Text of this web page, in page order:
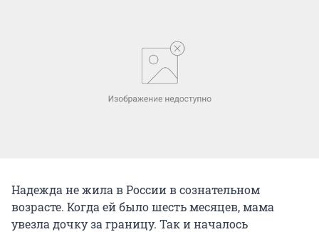
Надежда не жила в России в сознательном
возрасте. Когда ей было шесть месяцев, мама
увезла дочку за границу. Так и началось